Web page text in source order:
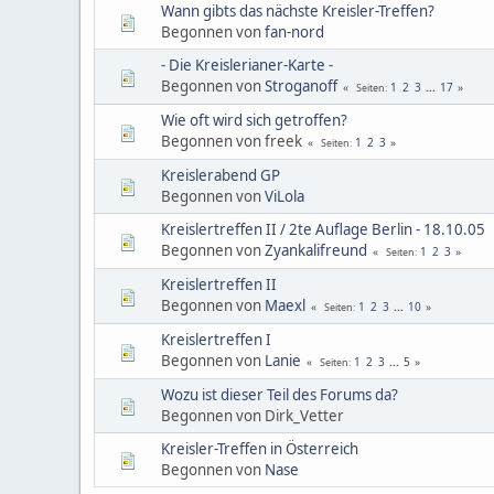
Wann gibts das nächste Kreisler-Treffen?
Begonnen vonfan-nord
- Die Kreislerianer-Karte -
Begonnen vonStroganoff Seiten 1 2 3 ... 17
Wie oft wird sich getroffen?
Begonnen von freek
Seiten 1 2 3
Kreislerabend GP
Begonnen vonViLola
Kreislertreffen II / 2te Auflage Berlin - 18.10.05
Begonnen vonZyankalifreund Seiten 1 2 3
Kreislertreffen II
Begonnen von Maexl Seiten 1 2 3 ... 10
Kreislertreffen I
Begonnen von Lanie Seiten 1 2 3 ... 5
Wozu ist dieser Teil des Forums da?
Begonnen von Dirk_Vetter
Kreisler-Treffen in Österreich
Begonnen von Nase